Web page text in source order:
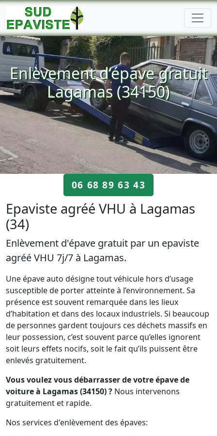
Enlèvement d’épave gratuit
Lagamas (34150)
06 68 89 63 43
Epaviste agréé VHU à Lagamas
(34)
Enlèvement d'épave gratuit par un epaviste
agréé VHU 7j/7 à Lagamas.
Une épave auto désigne tout véhicule hors d’usage
susceptible de porter atteinte à l’environnement. Sa
présence est souvent remarquée dans les lieux
d’habitation et dans des locaux industriels. Si beaucoup
de personnes gardent toujours ces déchets massifs en
leur possession, c’est souvent parce qu’elles ignorent
soit leurs effets nocifs, soit le fait qu’ils puissent être
enlevés gratuitement.
Vous voulez vous débarrasser de votre épave de
voiture à Lagamas (34150) ? Nous intervenons
gratuitement et rapide.
Nos services d'enlèvement des épaves: